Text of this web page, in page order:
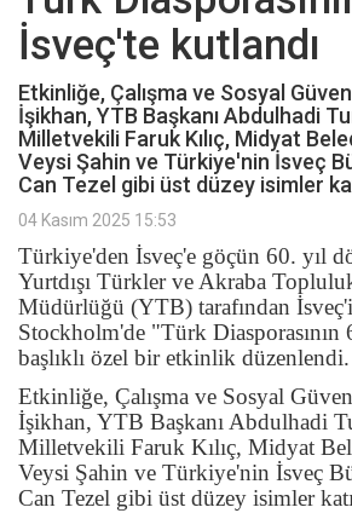
İsveç'te kutlandı
Etkinliğe, Çalışma ve Sosyal
İşikhan, YTB Başkanı Abdulhadi
Milletvekili Faruk Kılıç, Midyat
Veysi Şahin ve Türkiye'nin İsveç
Can Tezel gibi üst düzey isimler
04 Kasım 2025 15:53
Türkiye'den İsveç'e göçün 60. yıl
Yurtdışı Türkler ve Akraba
Müdürlüğü (YTB) tarafından
Stockholm'de "Türk
başlıklı özel bir etkinlik düzenlendi.
Etkinliğe, Çalışma ve Sosyal
İşikhan, YTB Başkanı Abdulhadi
Milletvekili Faruk Kılıç, Midyat
Veysi Şahin ve Türkiye'nin İsveç
Can Tezel gibi üst düzey isimler